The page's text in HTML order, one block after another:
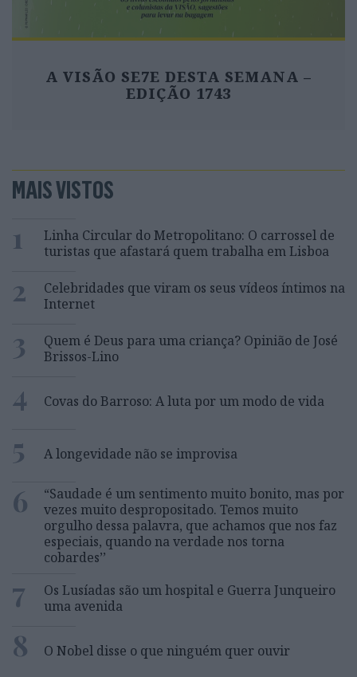
A VISÃO SE7E DESTA SEMANA –
EDIÇÃO 1743
MAIS VISTOS
1
Linha Circular do Metropolitano: O carrossel de
turistas que afastará quem trabalha em Lisboa
2
Celebridades que viram os seus vídeos íntimos na
Internet
3
Quem é Deus para uma criança? Opinião de José
Brissos-Lino
4 Covas do Barroso: A luta por um modo de vida
5 A longevidade não se improvisa
6
“Saudade é um sentimento muito bonito, mas por
vezes muito despropositado. Temos muito
orgulho dessa palavra, que achamos que nos faz
especiais, quando na verdade nos torna
cobardes’’
7
Os Lusíadas são um hospital e Guerra Junqueiro
uma avenida
8 O Nobel disse o que ninguém quer ouvir